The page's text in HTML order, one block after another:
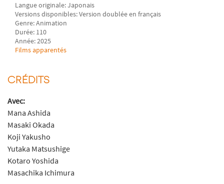
Langue originale: Japonais
Versions disponibles: Version doublée en français
Genre: Animation
Durée: 110
Année: 2025
Films apparentés
CRÉDITS
Avec:
Mana Ashida
Masaki Okada
Koji Yakusho
Yutaka Matsushige
Kotaro Yoshida
Masachika Ichimura